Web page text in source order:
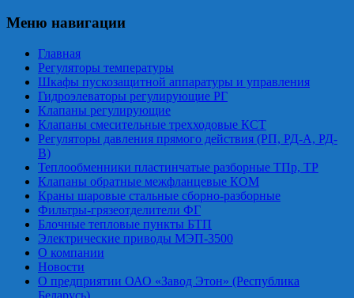
Меню навигации
Главная
Регуляторы температуры
Шкафы пускозащитной аппаратуры и управления
Гидроэлеваторы регулирующие РГ
Клапаны регулирующие
Клапаны смесительные трехходовые КСТ
Регуляторы давления прямого действия (РП, РД-А, РД-
В)
Теплообменники пластинчатые разборные ТПр, ТР
Клапаны обратные межфланцевые КОМ
Краны шаровые стальные сборно-разборные
Фильтры-грязеотделители ФГ
Блочные тепловые пункты БТП
Электрические приводы МЭП-3500
О компании
Новости
О предприятии ОАО «Завод Этон» (Республика
Беларусь)